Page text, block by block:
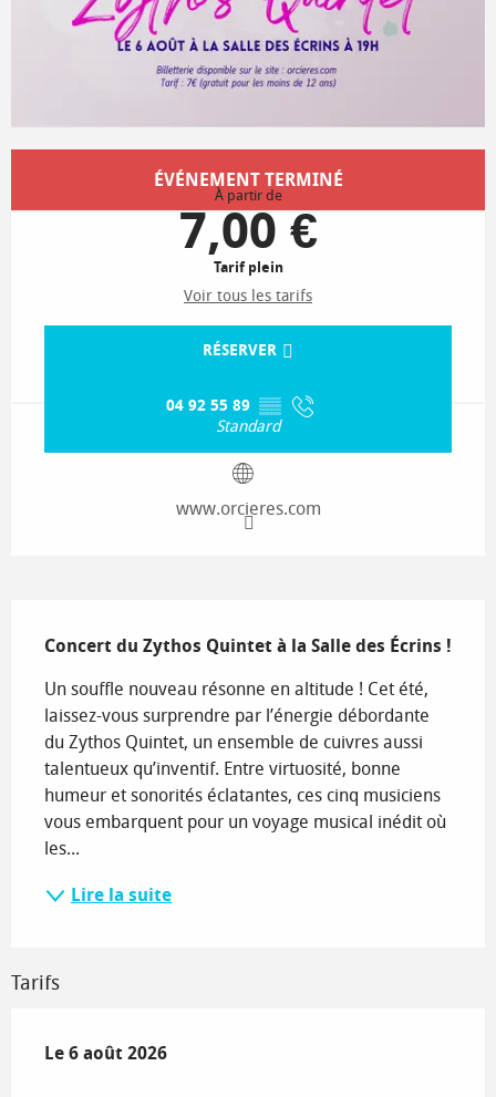
Ouverture et coordonnées
ÉVÉNEMENT TERMINÉ
À partir de
7,00 €
Tarif plein
Voir tous les tarifs
RÉSERVER
04 92 55 89 ▒▒
Standard
www.orcieres.com
Concert du Zythos Quintet à la Salle des Écrins !
Un souffle nouveau résonne en altitude ! Cet été,
laissez-vous surprendre par l’énergie débordante
du Zythos Quintet, un ensemble de cuivres aussi
talentueux qu’inventif. Entre virtuosité, bonne
humeur et sonorités éclatantes, ces cinq musiciens
vous embarquent pour un voyage musical inédit où
les...
Lire la suite
Tarifs
Le 6 août 2026
Le 6 août 2026